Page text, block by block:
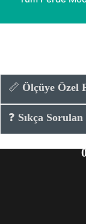
📏 Ölçüye Özel
❓ Sıkça